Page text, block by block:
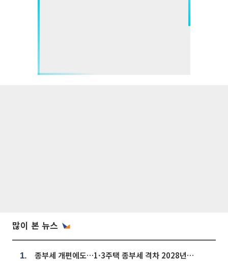
많이 본 뉴스
1. 종부세 개편에도…1·3주택 종부세 격차 2028년부터 확대